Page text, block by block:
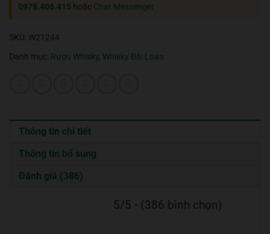
0978.406.415 hoặc Chat Messenger
SKU: W21244
Danh mục: Rượu Whisky, Whisky Đài Loan
Thông tin chi tiết
Thông tin bổ sung
Đánh giá (386)
5/5 - (386 bình chọn)